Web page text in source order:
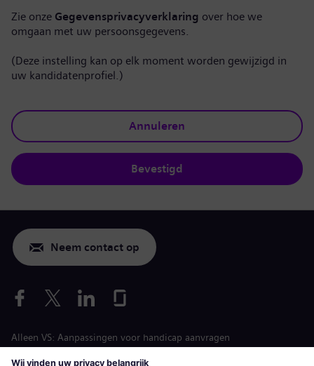
Zie onze Gegevensprivacyverklaring over hoe we
omgaan met uw persoonsgegevens.
(Deze instelling kan op elk moment worden gewijzigd in
uw kandidatenprofiel.)
Annuleren
Bevestigd
Neem contact op
Alleen VS: Aanpassingen voor handicap aanvragen